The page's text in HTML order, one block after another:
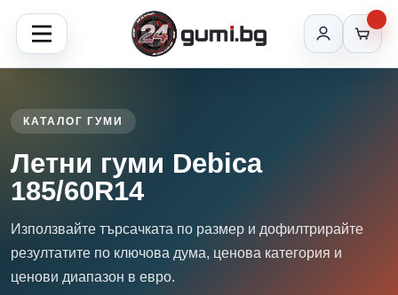
КАТАЛОГ ГУМИ
Летни гуми Debica
185/60R14
Използвайте търсачката по размер и дофилтрирайте
резултатите по ключова дума, ценова категория и
ценови диапазон в евро.